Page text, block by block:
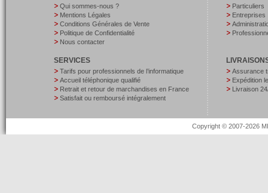
Qui sommes-nous ?
Mentions Légales
Conditions Générales de Vente
Politique de Confidentialité
Nous contacter
SERVICES
Tarifs pour professionnels de l’informatique
Accueil téléphonique qualifié
Retrait et retour de marchandises en France
Satisfait ou remboursé intégralement
Particuliers
Entreprises
Assurance
Expédition
Livraison
Copyright © 2007-2026